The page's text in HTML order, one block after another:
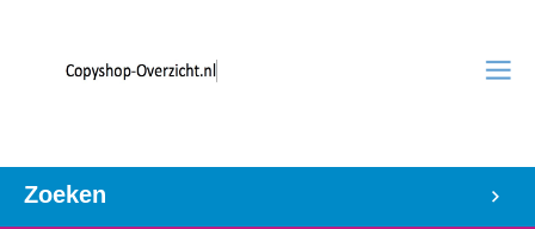
Zoeken